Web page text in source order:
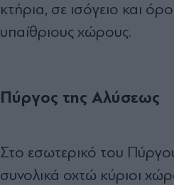
κτήρια, σε ισόγειο και
υπαίθριους χώρους.
Πύργος της Αλύσεως
Στο εσωτερικό του
συνολικά οχτώ κύριοι